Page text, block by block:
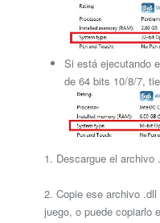
Si está ejecutando
de 64 bits 10/8/7,
1. Descargue el archivo
2. Copie ese archivo
juego, o puede copiarlo